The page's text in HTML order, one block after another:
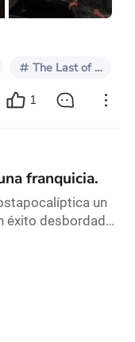
The Last of Us
1
franquicia.
un
éxito desbordado,
logró hacer algo
temporada: logró
de qué
creada por Craig
en el
L